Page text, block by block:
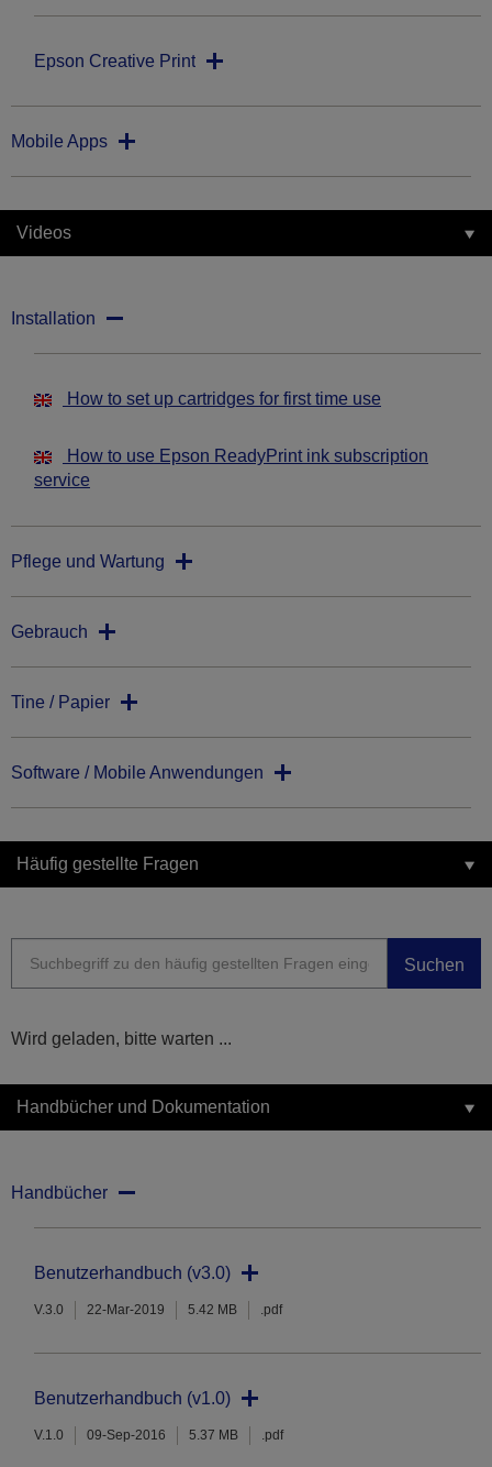
Epson Creative Print
Mobile Apps
Videos
Installation
How to set up cartridges for first time use
How to use Epson ReadyPrint ink subscription
service
Pflege und Wartung
Gebrauch
Tine / Papier
Software / Mobile Anwendungen
Häufig gestellte Fragen
Suchen
Wird geladen, bitte warten ...
Handbücher und Dokumentation
Handbücher
Benutzerhandbuch (v3.0)
V.3.0 22-Mar-2019 5.42 MB .pdf
Benutzerhandbuch (v1.0)
V.1.0 09-Sep-2016 5.37 MB .pdf